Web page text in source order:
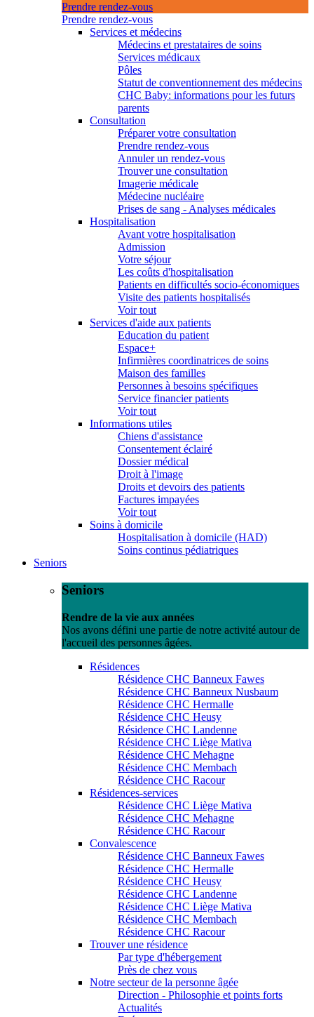
Prendre rendez-vous
Prendre rendez-vous
Services et médecins
Médecins et prestataires de soins
Services médicaux
Pôles
Statut de conventionnement des médecins
CHC Baby: informations pour les futurs
parents
Consultation
Préparer votre consultation
Prendre rendez-vous
Annuler un rendez-vous
Trouver une consultation
Imagerie médicale
Médecine nucléaire
Prises de sang - Analyses médicales
Hospitalisation
Avant votre hospitalisation
Admission
Votre séjour
Les coûts d'hospitalisation
Patients en difficultés socio-économiques
Visite des patients hospitalisés
Voir tout
Services d'aide aux patients
Education du patient
Espace+
Infirmières coordinatrices de soins
Maison des familles
Personnes à besoins spécifiques
Service financier patients
Voir tout
Informations utiles
Chiens d'assistance
Consentement éclairé
Dossier médical
Droit à l'image
Droits et devoirs des patients
Factures impayées
Voir tout
Soins à domicile
Hospitalisation à domicile (HAD)
Soins continus pédiatriques
Seniors
Seniors
Rendre de la vie aux années
Nos avons défini une partie de notre activité autour de
l'accueil des personnes âgées.
Résidences
Résidence CHC Banneux Fawes
Résidence CHC Banneux Nusbaum
Résidence CHC Hermalle
Résidence CHC Heusy
Résidence CHC Landenne
Résidence CHC Liège Mativa
Résidence CHC Mehagne
Résidence CHC Membach
Résidence CHC Racour
Résidences-services
Résidence CHC Liège Mativa
Résidence CHC Mehagne
Résidence CHC Racour
Convalescence
Résidence CHC Banneux Fawes
Résidence CHC Hermalle
Résidence CHC Heusy
Résidence CHC Landenne
Résidence CHC Liège Mativa
Résidence CHC Membach
Résidence CHC Racour
Trouver une résidence
Par type d'hébergement
Près de chez vous
Notre secteur de la personne âgée
Direction - Philosophie et points forts
Actualités